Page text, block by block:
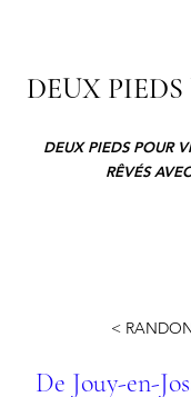
DEUX
DEUX PIEDS POUR
RÊVÉS
<
De Jouy-en-